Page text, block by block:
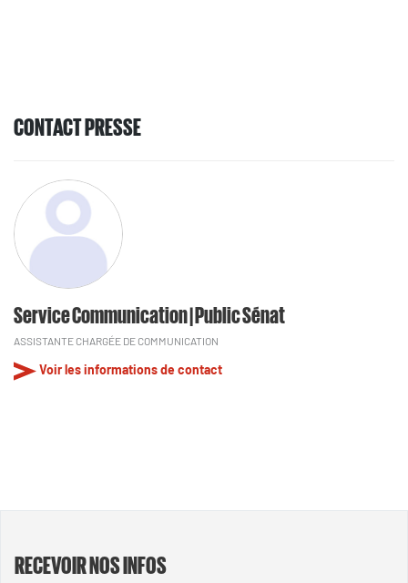
CONTACT PRESSE
Service Communication | Public Sénat
ASSISTANTE CHARGÉE DE COMMUNICATION
Voir les informations de contact
RECEVOIR NOS INFOS